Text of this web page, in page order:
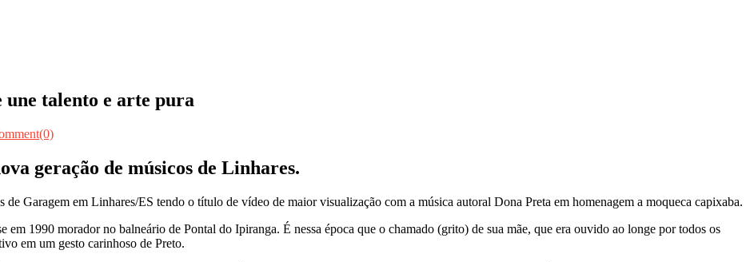
talento e arte pura
geração de músicos de Linhares.
Garagem em Linhares/ES tendo o título de vídeo de maior visualização com a música autoral Dona Preta em homenagem a moqueca capixaba.
1990 morador no balneário de Pontal do Ipiranga. É nessa época que o chamado (grito) de sua mãe, que era ouvido ao longe por todos os
em um gesto carinhoso de Preto.